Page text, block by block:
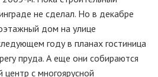
не сделал. Но в декабре
дом на улице
году в планах гостиница
пруда. А еще они собираются
с многоярусной